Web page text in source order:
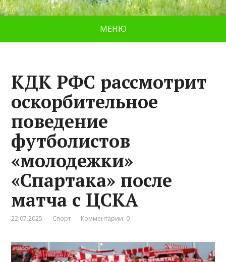
МЕНЮ
КДК РФС рассмотрит
оскорбительное
поведение
футболистов
«молодежки»
«Спартака» после
матча с ЦСКА
22.07.2025 Спорт Комментарии: 0